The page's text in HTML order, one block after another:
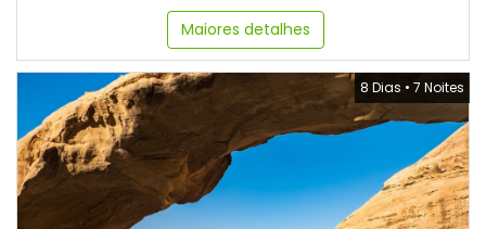
Maiores detalhes
8 Dias • 7 Noites